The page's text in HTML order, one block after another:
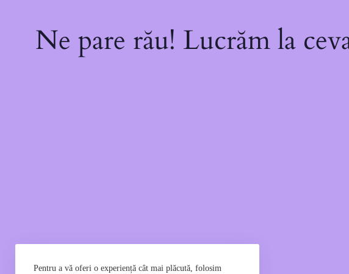
Pentru a vă oferi o experiență cât mai plăcută, folosim
Ne pare rău! Lucrăm la